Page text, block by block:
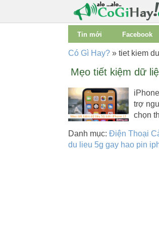
Tin mới Facebook
Có Gì Hay? »tiet kiem
Mẹo tiết kiệm dữ
trợ
chọn
Danh mục: Điện Thoại
du lieu 5g gay hao pin